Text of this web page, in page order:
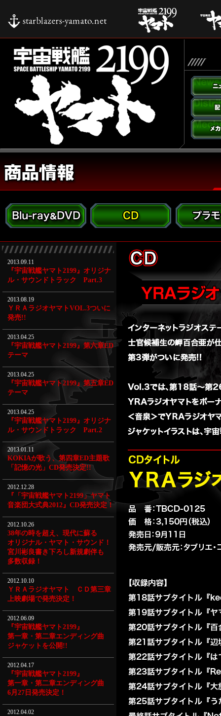
2013.09.11
『宇宙戦艦ヤマト2199』オリジナ
ル・サウンドトラック Part.3
2013.08.19
ＹＲＡラジオヤマトVOL.3ついに
発売!!
2013.04.25
『宇宙戦艦ヤマト2199』第六章ED
テーマ
2013.04.25
『宇宙戦艦ヤマト2199』第五章ED
テーマ
2013.04.25
『宇宙戦艦ヤマト2199』オリジナ
ル・サウンドトラック Part.2
2013.01.11
KOKIAが歌う、第四章ED主題歌
「記憶の光」CD発売決定!!
2012.12.28
『「宇宙戦艦ヤマト2199」ヤマト
音楽団大式典2012』CD発売決定！
2012.10.26
38年の時を超え、現代に蘇る
オリジナル・ヤマト・サウンド！
宮川彬良書き下ろし新規劇伴も
多数収録！
2012.10.10
ＹＲＡラジオヤマト ＣＤ第三章
上映劇場で発売決定！
2012.06.09
『宇宙戦艦ヤマト2199』
第一章・第二章エンディング曲
ジャケットを公開!!
2012.04.17
『宇宙戦艦ヤマト2199』
第一章・第二章エンディング曲
6月27日発売決定！
2012.04.02